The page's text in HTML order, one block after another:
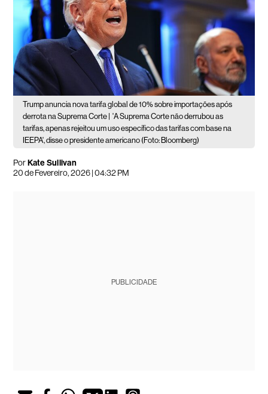
Trump anuncia nova tarifa global de 10% sobre importações após
derrota na Suprema Corte |
'A Suprema Corte não derrubou as
tarifas, apenas rejeitou um uso específico das tarifas com base na
IEEPA', disse o presidente americano (Foto: Bloomberg)
PorKate Sullivan
20 de Fevereiro, 2026 | 04:32 PM
PUBLICIDADE